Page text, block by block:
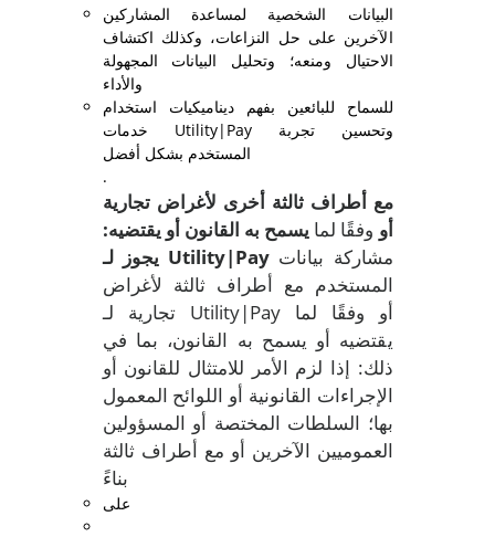
البيانات الشخصية لمساعدة المشاركين
الآخرين على حل النزاعات، وكذلك اكتشاف
الاحتيال ومنعه؛ وتحليل البيانات المجهولة
والأداء
للسماح للبائعين بفهم ديناميكيات استخدام
خدمات Utility|Pay وتحسين تجربة
المستخدم بشكل أفضل
.
مع أطراف ثالثة أخرى لأغراض تجارية
أو وفقًا لما يسمح به القانون أو يقتضيه:
يجوز لـ Utility|Pay
المستخدم مع أطراف ثالثة لأغراض
تجارية لـ Utility|Pay أو وفقًا لما
يقتضيه أو يسمح به القانون، بما في
ذلك: إذا لزم الأمر للامتثال للقانون أو
الإجراءات القانونية أو اللوائح المعمول
بها؛ السلطات المختصة أو المسؤولين
العموميين الآخرين أو مع أطراف ثالثة
بناءً
على